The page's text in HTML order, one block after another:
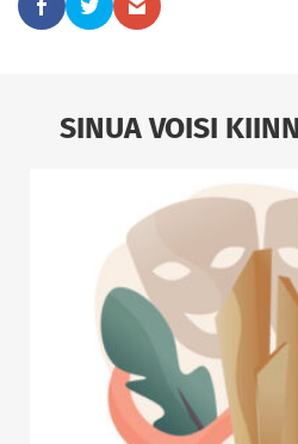
SINUA VOISI